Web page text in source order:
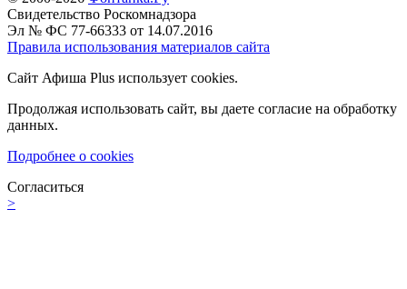
Свидетельство Роскомнадзора
Эл № ФС 77-66333 от 14.07.2016
Правила использования материалов сайта
Сайт Афиша Plus использует cookies.
Продолжая использовать сайт, вы даете согласие на обработку
данных.
Подробнее о cookies
Согласиться
>